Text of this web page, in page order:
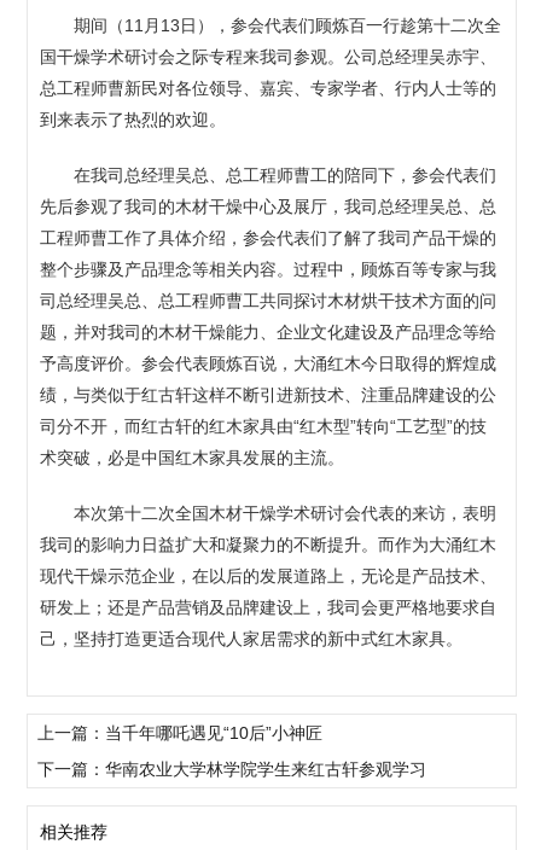
期间（11月13日），参会代表们顾炼百一行趁第十二次全
国干燥学术研讨会之际专程来我司参观。公司总经理吴赤宇、
总工程师曹新民对各位领导、嘉宾、专家学者、行内人士等的
到来表示了热烈的欢迎。
在我司总经理吴总、总工程师曹工的陪同下，参会代表们
先后参观了我司的木材干燥中心及展厅，我司总经理吴总、总
工程师曹工作了具体介绍，参会代表们了解了我司产品干燥的
整个步骤及产品理念等相关内容。过程中，顾炼百等专家与我
司总经理吴总、总工程师曹工共同探讨木材烘干技术方面的问
题，并对我司的木材干燥能力、企业文化建设及产品理念等给
予高度评价。参会代表顾炼百说，大涌红木今日取得的辉煌成
绩，与类似于红古轩这样不断引进新技术、注重品牌建设的公
司分不开，而红古轩的红木家具由“红木型”转向“工艺型”的技
术突破，必是中国红木家具发展的主流。
本次第十二次全国木材干燥学术研讨会代表的来访，表明
我司的影响力日益扩大和凝聚力的不断提升。而作为大涌红木
现代干燥示范企业，在以后的发展道路上，无论是产品技术、
研发上；还是产品营销及品牌建设上，我司会更严格地要求自
己，坚持打造更适合现代人家居需求的新中式红木家具。
上一篇：当千年哪吒遇见“10后”小神匠
下一篇：华南农业大学林学院学生来红古轩参观学习
相关推荐